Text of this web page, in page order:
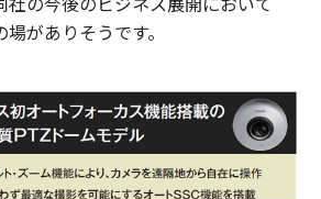
がありそうです。